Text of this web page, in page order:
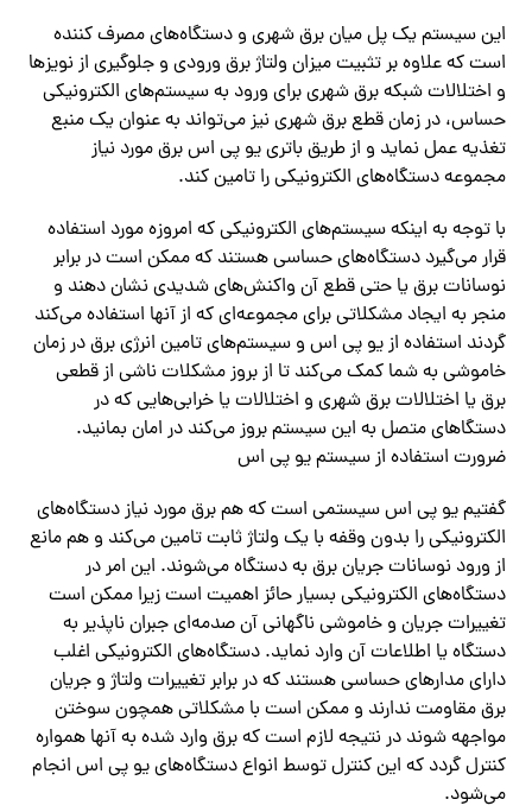
این سیستم یک پل میان برق شهری و دستگاه‌های مصرف کننده
است که علاوه بر تثبیت میزان ولتاژ برق ورودی و جلوگیری از نویزها
و اختلالات شبکه برق شهری برای ورود به سیستم‌های الکترونیکی
حساس، در زمان قطع برق شهری نیز می‌تواند به عنوان یک منبع
تغذیه عمل نماید و از طریق باتری یو پی اس برق مورد نیاز
مجموعه دستگاه‌های الکترونیکی را تامین کند.
با توجه به اینکه سیستم‌های الکترونیکی که امروزه مورد استفاده
قرار می‌گیرد دستگاه‌های حساسی هستند که ممکن است در برابر
نوسانات برق یا حتی قطع آن واکنش‌های شدیدی نشان دهند و
منجر به ایجاد مشکلاتی برای مجموعه‌‌ای که از آنها استفاده می‌کند
گردند استفاده از یو پی اس و سیستم‌های تامین انرژی برق در زمان
خاموشی به شما کمک می‌کند تا از بروز مشکلات ناشی از قطعی
برق یا اختلالات برق شهری و اختلالات یا خرابی‌هایی که در
دستگاهای متصل به این سیستم بروز می‌کند در امان بمانید.
ضرورت استفاده از سیستم یو پی اس
گفتیم یو پی اس سیستمی است که هم برق مورد نیاز دستگاه‌های
الکترونیکی را بدون وقفه با یک ولتاژ ثابت تامین می‌کند و هم مانع
از ورود نوسانات جریان برق به دستگاه می‌شوند. این امر در
دستگاه‌های الکترونیکی بسیار حائز اهمیت است زیرا ممکن است
تغییرات جریان و خاموشی ناگهانی آن صدمه‌‌ای جبران ناپذیر به
دستگاه یا اطلاعات آن وارد نماید.‌ دستگاه‌های الکترونیکی اغلب
دارای مدارهای حساسی هستند که در برابر تغییرات ولتاژ و جریان
برق مقاومت ندارند و ممکن است با مشکلاتی همچون سوختن
مواجهه شوند در نتیجه لازم است که برق وارد شده به آنها همواره
کنترل گردد که این کنترل توسط انواع دستگاه‌های یو پی اس انجام
می‌شود.